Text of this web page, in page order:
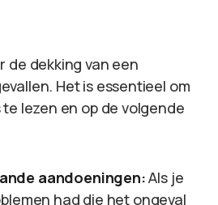
de dekking van een
Het is essentieel om
lezen en op de volgende
aandoeningen:Als je
had die het ongeval